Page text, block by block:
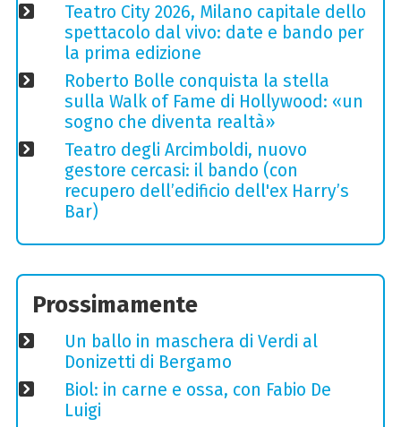
Teatro City 2026, Milano capitale dello
spettacolo dal vivo: date e bando per
la prima edizione
Roberto Bolle conquista la stella
sulla Walk of Fame di Hollywood: «un
sogno che diventa realtà»
Teatro degli Arcimboldi, nuovo
gestore cercasi: il bando (con
recupero dell’edificio dell'ex Harry’s
Bar)
Prossimamente
Un ballo in maschera di Verdi al
Donizetti di Bergamo
Biol: in carne e ossa, con Fabio De
Luigi